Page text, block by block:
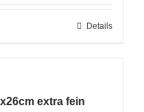
Details
extra fein